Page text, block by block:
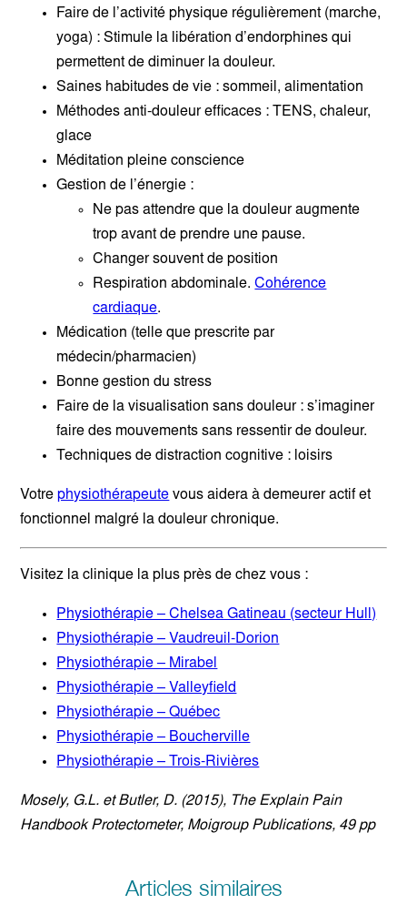
Faire de l’activité physique régulièrement (marche,
yoga) : Stimule la libération d’endorphines qui
permettent de diminuer la douleur.
Saines habitudes de vie : sommeil, alimentation
Méthodes anti-douleur efficaces : TENS, chaleur,
glace
Méditation pleine conscience
Gestion de l’énergie :
Ne pas attendre que la douleur augmente
trop avant de prendre une pause.
Changer souvent de position
Respiration abdominale.Cohérence
cardiaque.
Médication (telle que prescrite par
médecin/pharmacien)
Bonne gestion du stress
Faire de la visualisation sans douleur : s’imaginer
faire des mouvements sans ressentir de douleur.
Techniques de distraction cognitive : loisirs
Votrephysiothérapeute vous aidera à demeurer actif et
fonctionnel malgré la douleur chronique.
Visitez la clinique la plus près de chez vous :
Physiothérapie – Chelsea Gatineau (secteur Hull)
Physiothérapie – Vaudreuil-Dorion
Physiothérapie – Mirabel
Physiothérapie – Valleyfield
Physiothérapie – Québec
Physiothérapie – Boucherville
Physiothérapie – Trois-Rivières
Mosely, G.L. et Butler, D. (2015), The Explain Pain
Handbook Protectometer, Moigroup Publications, 49 pp
Articles similaires